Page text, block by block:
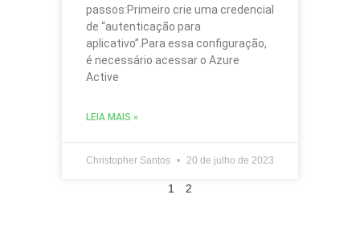
passos:Primeiro crie uma credencial
de “autenticação para
aplicativo”.Para essa configuração,
é necessário acessar o Azure
Active
LEIA MAIS »
Christopher Santos 20 de julho de 2023
1 2